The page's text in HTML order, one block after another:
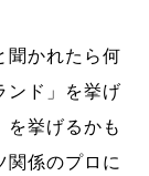
聞かれたら何
ド」を挙げ
を挙げるかも
関係のプロに